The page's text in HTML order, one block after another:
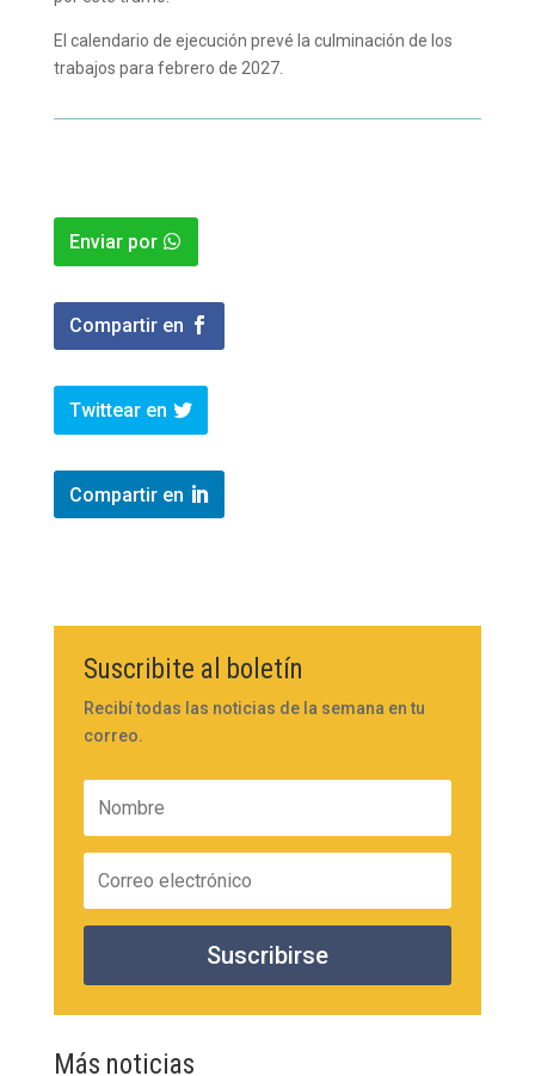
El calendario de ejecución prevé la culminación de los
trabajos para febrero de 2027.
Enviar por
Compartir en
Twittear en
Compartir en
Suscribite al boletín
Recibí todas las noticias de la semana en tu
correo.
Suscribirse
Más noticias